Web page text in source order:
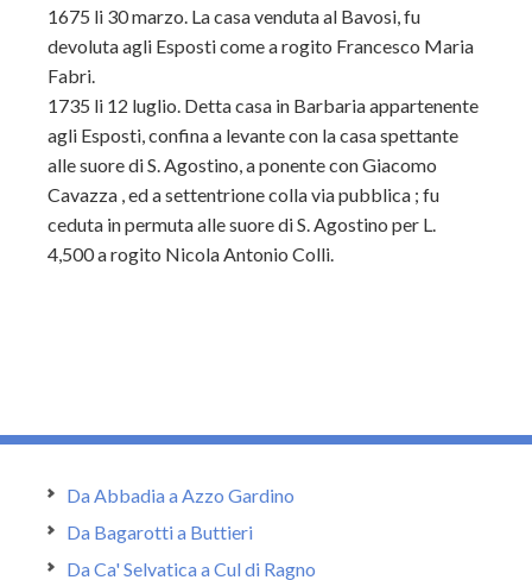
1675 li 30 marzo. La casa venduta al Bavosi, fu
devoluta agli Esposti come a rogito Francesco Maria
Fabri.
1735 li 12 luglio. Detta casa in Barbaria appartenente
agli Esposti, confina a levante con la casa spettante
alle suore di S. Agostino, a ponente con Giacomo
Cavazza , ed a settentrione colla via pubblica ; fu
ceduta in permuta alle suore di S. Agostino per L.
4,500 a rogito Nicola Antonio Colli.
Da Abbadia a Azzo Gardino
Da Bagarotti a Buttieri
Da Ca' Selvatica a Cul di Ragno